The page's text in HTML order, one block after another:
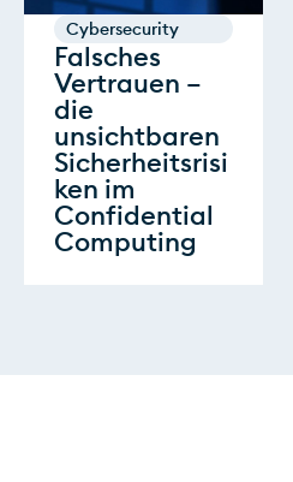
Cybersecurity
Falsches
Vertrauen –
die
unsichtbaren
Sicherheitsrisi
ken im
Confidential
Computing